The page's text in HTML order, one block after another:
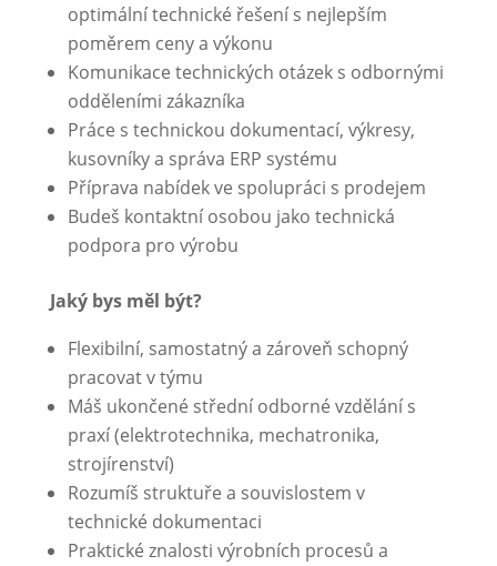
optimální technické řešení s nejlepším
poměrem ceny a výkonu
Komunikace technických otázek s odbornými
odděleními zákazníka
Práce s technickou dokumentací, výkresy,
kusovníky a správa ERP systému
Příprava nabídek ve spolupráci s prodejem
Budeš kontaktní osobou jako technická
podpora pro výrobu
Jaký bys měl být?
Flexibilní, samostatný a zároveň schopný
pracovat v týmu
Máš ukončené střední odborné vzdělání s
praxí (elektrotechnika, mechatronika,
strojírenství)
Rozumíš struktuře a souvislostem v
technické dokumentaci
Praktické znalosti výrobních procesů a